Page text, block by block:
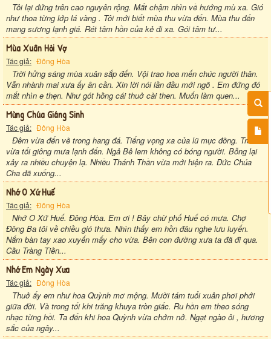
Tôi lại đứng trên cao nguyên rộng. Mắt chậm nhìn về hướng mù xa. Gió
như thoa từng lớp lá vàng . Tôi mới biết mùa thu vừa đến. Mùa thu đến
mang sương lạnh giá. Rét tâm hồn của kẻ đi xa. Gói tâm tư...
Mùa Xuân Hỏi Vợ
Tác giả: Đông Hòa
Trời hửng sáng mùa xuân sắp đến. Vội trao hoa mến chúc người thân.
Vẫn nhành mai xưa ấy ân cần. Xin lời nói lần đầu mới ngõ . Em đứng đó
mắt nhìn e thẹn. Như gót hồng cái thuở cài then. Muốn làm quen...
Mừng Chúa Giáng Sinh
Tác giả: Đông Hòa
Đêm vừa đến về trong hang đá. Tiếng vọng xa của lũ mục đồng. Trời
vừa tối giông mưa lạnh đến. Ngả Bê lem không có bóng người. Bỗng lại
xảy ra nhiều chuyện lạ. Nhiều Thánh Thần vừa mới hiện ra. Đức Chúa
Cha đã xuống...
Nhớ O Xứ Huế
Tác giả: Đông Hòa
Nhớ O Xứ Huế. Đông Hòa. Em ơi ! Bây chừ phố Huế có mưa. Chợ
Đông Ba tôi về chiều gió thưa. Nhìn thấy em hồn đâu nghe lưu luyến.
Nắm bàn tay xao xuyến mấy cho vừa. Bên con đường xưa ta đã đi qua.
Cầu Tràng Tiền...
Nhớ Em Ngày Xưa
Tác giả: Đông Hòa
Thuở ấy em như hoa Quỳnh mơ mộng. Mười tám tuổi xuân phơi phới
giữa đời. Và trong tối khi trăng khuya tròn giấc. Ru hồn em theo sóng
nhạc từng hồi. Ta đến khi hoa Quỳnh vừa chớm nở. Ngạt ngào ôi , hương
sắc của ngây...